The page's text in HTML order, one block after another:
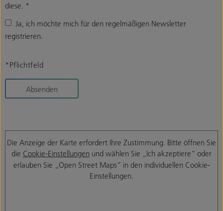
diese. *
Ja, ich möchte mich für den regelmäßigen Newsletter
registrieren.
*Pflichtfeld
Absenden
Die Anzeige der Karte erfordert Ihre Zustimmung. Bitte öffnen Sie
die Cookie-Einstellungen und wählen Sie „Ich akzeptiere“ oder
erlauben Sie „Open Street Maps“ in den individuellen Cookie-
Einstellungen.